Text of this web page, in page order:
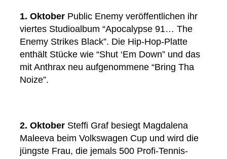
1. Oktober Public Enemy veröffentlichen ihr
viertes Studioalbum “Apocalypse 91… The
Enemy Strikes Black”. Die Hip-Hop-Platte
enthält Stücke wie “Shut ‘Em Down” und das
mit Anthrax neu aufgenommene “Bring Tha
Noize”.
2. Oktober Steffi Graf besiegt Magdalena
Maleeva beim Volkswagen Cup und wird die
jüngste Frau, die jemals 500 Profi-Tennis-